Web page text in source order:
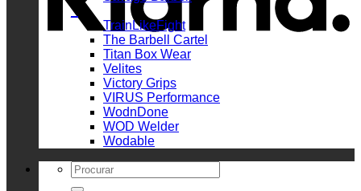
_
TrainLikeFight
The Barbell Cartel
Titan Box Wear
Velites
Victory Grips
VIRUS Performance
WodnDone
WOD Welder
Wodable
Search
for: